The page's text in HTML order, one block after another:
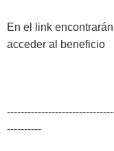
En el link
acceder al beneficio
----------